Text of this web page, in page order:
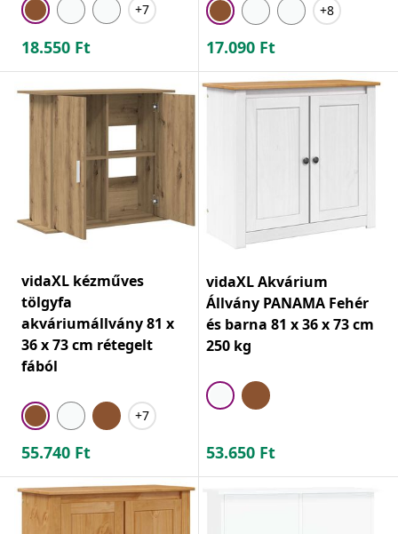
+7
18.550 Ft
+8
17.090 Ft
vidaXL kézműves
tölgyfa
akváriumállvány 81 x
36 x 73 cm rétegelt
fából
+7
55.740 Ft
vidaXL Akvárium
Állvány PANAMA Fehér
és barna 81 x 36 x 73 cm
250 kg
53.650 Ft